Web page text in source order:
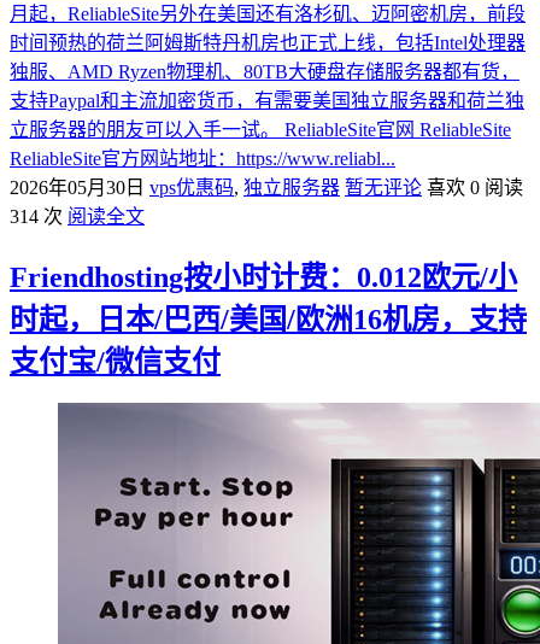
月起，ReliableSite另外在美国还有洛杉矶、迈阿密机房，前段
时间预热的荷兰阿姆斯特丹机房也正式上线，包括Intel处理器
独服、AMD Ryzen物理机、80TB大硬盘存储服务器都有货，
支持Paypal和主流加密货币，有需要美国独立服务器和荷兰独
立服务器的朋友可以入手一试。 ReliableSite官网 ReliableSite
ReliableSite官方网站地址：https://www.reliabl...
2026年05月30日 vps优惠码, 独立服务器 暂无评论 喜欢 0 阅读
314 次 阅读全文
Friendhosting按小时计费：0.012欧元/小
时起，日本/巴西/美国/欧洲16机房，支持
支付宝/微信支付